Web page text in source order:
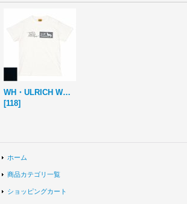
WH・ULRICH WORDS T
[118]
ホーム
商品カテゴリ一覧
ショッピングカート